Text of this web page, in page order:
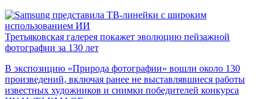
Третьяковская галерея покажет эволюцию пейзажной
фотографии за 130 лет
В экспозицию «Природа фотографии» вошли около 130
произведений, включая ранее не выставлявшиеся работы
известных художников и снимки победителей конкурса